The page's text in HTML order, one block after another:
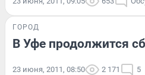
ГОРОД
В Уфе продолжится
23 июня, 2011, 08:50 2 171 5